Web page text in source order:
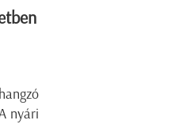
nyári